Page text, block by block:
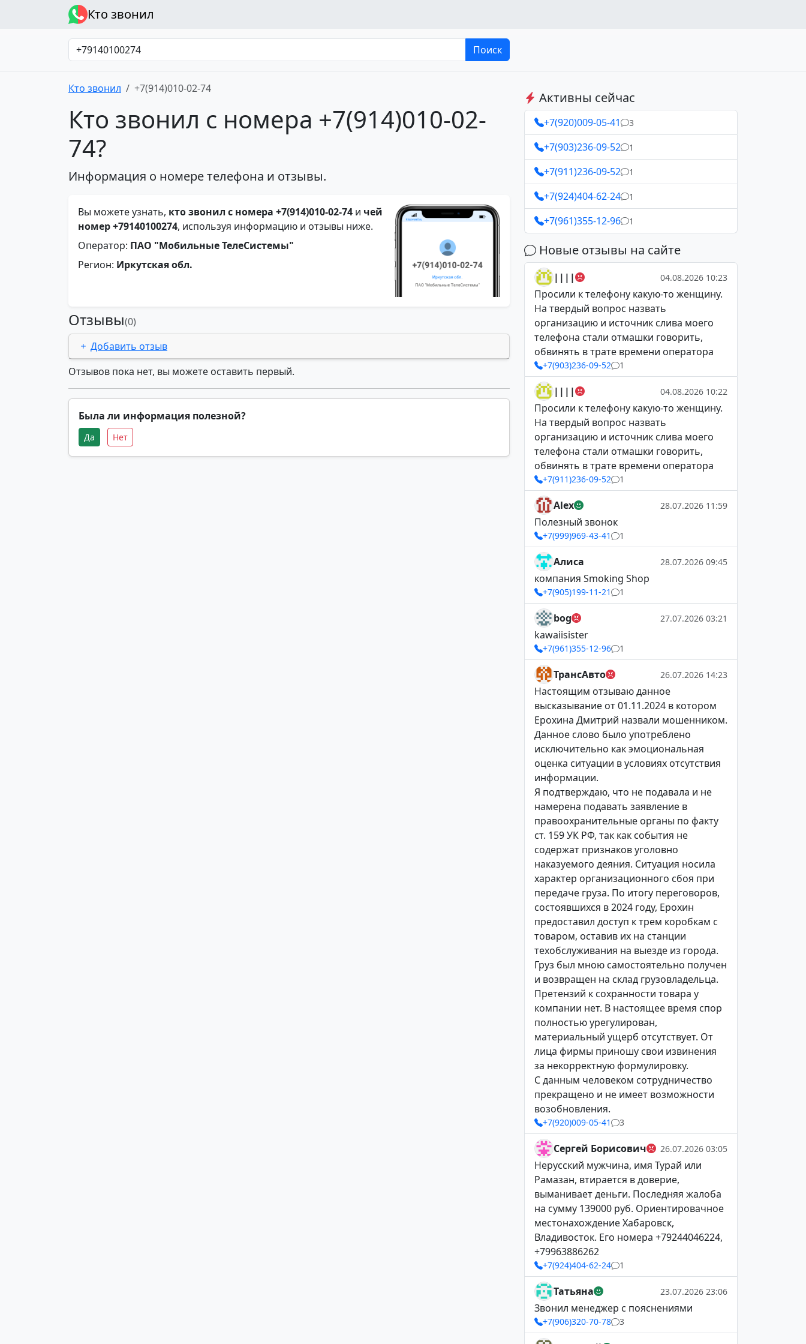
Кто звонил
Поиск
Кто звонил +7(914)010-02-74
Кто звонил с номера +7(914)010-02-
74?
Информация о номере телефона и отзывы.
Вы можете узнать, кто звонил с номера +7(914)010-02-74 и чей
номер +79140100274, используя информацию и отзывы ниже.
Оператор: ПАО "Мобильные ТелеСистемы"
Регион: Иркутская обл.
Отзывы(0)
Добавить отзыв
Отзывов пока нет, вы можете оставить первый.
Была ли информация полезной?
Да Нет
Активны сейчас
+7(920)009-05-41 3
+7(903)236-09-52 1
+7(911)236-09-52 1
+7(924)404-62-24 1
+7(961)355-12-96 1
Новые отзывы на сайте
|||| 04.08.2026 10:23
Просили к телефону какую-то женщину.
На твердый вопрос назвать
организацию и источник слива моего
телефона стали отмашки говорить,
обвинять в трате времени оператора
+7(903)236-09-52 1
|||| 04.08.2026 10:22
Просили к телефону какую-то женщину.
На твердый вопрос назвать
организацию и источник слива моего
телефона стали отмашки говорить,
обвинять в трате времени оператора
+7(911)236-09-52 1
Alex 28.07.2026 11:59
Полезный звонок
+7(999)969-43-41 1
Алиса 28.07.2026 09:45
компания Smoking Shop
+7(905)199-11-21 1
bog 27.07.2026 03:21
kawaiisister
+7(961)355-12-96 1
ТрансАвто 26.07.2026 14:23
Настоящим отзываю данное
высказывание от 01.11.2024 в котором
Ерохина Дмитрий назвали мошенником.
Данное слово было употреблено
исключительно как эмоциональная
оценка ситуации в условиях отсутствия
информации.
Я подтверждаю, что не подавала и не
намерена подавать заявление в
правоохранительные органы по факту
ст. 159 УК РФ, так как события не
содержат признаков уголовно
наказуемого деяния. Ситуация носила
характер организационного сбоя при
передаче груза. По итогу переговоров,
состоявшихся в 2024 году, Ерохин
предоставил доступ к трем коробкам с
товаром, оставив их на станции
техобслуживания на выезде из города.
Груз был мною самостоятельно получен
и возвращен на склад грузовладельца.
Претензий к сохранности товара у
компании нет. В настоящее время спор
полностью урегулирован,
материальный ущерб отсутствует. От
лица фирмы приношу свои извинения
за некорректную формулировку.
С данным человеком сотрудничество
прекращено и не имеет возможности
возобновления.
+7(920)009-05-41 3
Сергей Борисович 26.07.2026 03:05
Нерусский мужчина, имя Турай или
Рамазан, втирается в доверие,
выманивает деньги. Последняя жалоба
на сумму 139000 руб. Ориентировачное
местонахождение Хабаровск,
Владивосток. Его номера +79244046224,
+79963886262
+7(924)404-62-24 1
Татьяна 23.07.2026 23:06
Звонил менеджер с пояснениями
+7(906)320-70-78 3